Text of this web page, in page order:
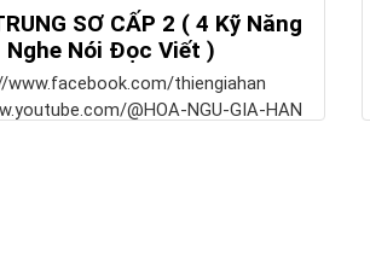
SƠ CẤP 2 ( 4 Kỹ Năng
Nghe Nói Đọc Viết )
www.facebook.com/thiengiahan
@HOA-NGU-GIA-HAN